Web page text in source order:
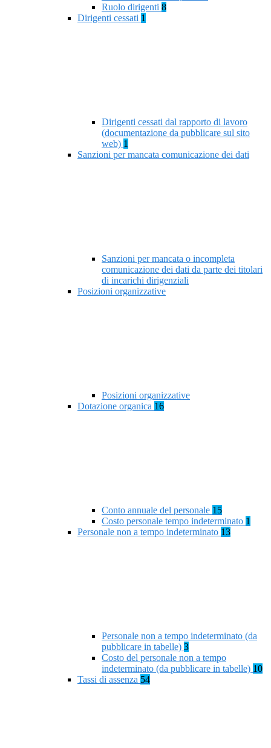
Ruolo dirigenti 8
Dirigenti cessati 1
Dirigenti cessati dal rapporto di lavoro
(documentazione da pubblicare sul sito
web) 1
Sanzioni per mancata comunicazione dei dati
Sanzioni per mancata o incompleta
comunicazione dei dati da parte dei titolari
di incarichi dirigenziali
Posizioni organizzative
Posizioni organizzative
Dotazione organica 16
Conto annuale del personale 15
Costo personale tempo indeterminato 1
Personale non a tempo indeterminato 13
Personale non a tempo indeterminato (da
pubblicare in tabelle) 3
Costo del personale non a tempo
indeterminato (da pubblicare in tabelle) 10
Tassi di assenza 54